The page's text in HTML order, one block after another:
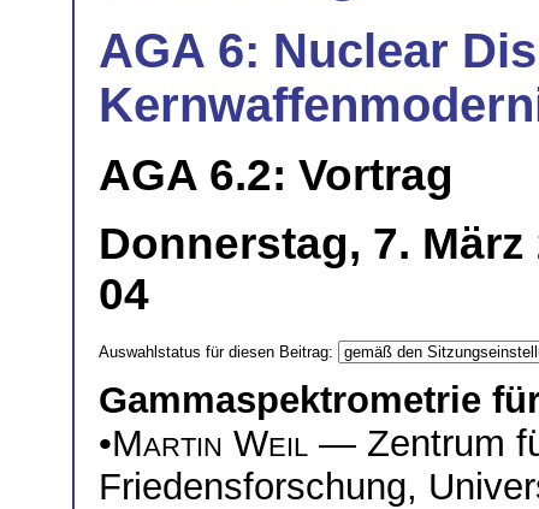
AGA 6: Nuclear
AGA 6.2: Vortrag
Donnerstag, 7. März
04
Auswahlstatus für diesen Beitrag:
Gammaspektrometrie
•Martin Weil — Zentrum
Friedensforschung,